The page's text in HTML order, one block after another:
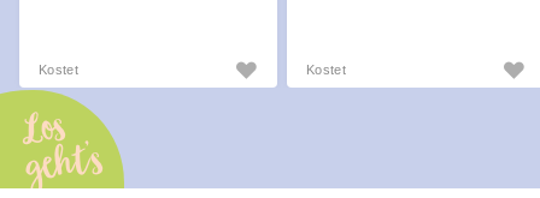
Kostet Kostet
Los
geht’s